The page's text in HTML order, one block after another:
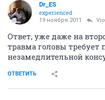
Dr_ES
experienced
19 ноября 2011
Ответ, уже даже на
травма головы требует
незамедлительной
ОТВЕТИТЬ